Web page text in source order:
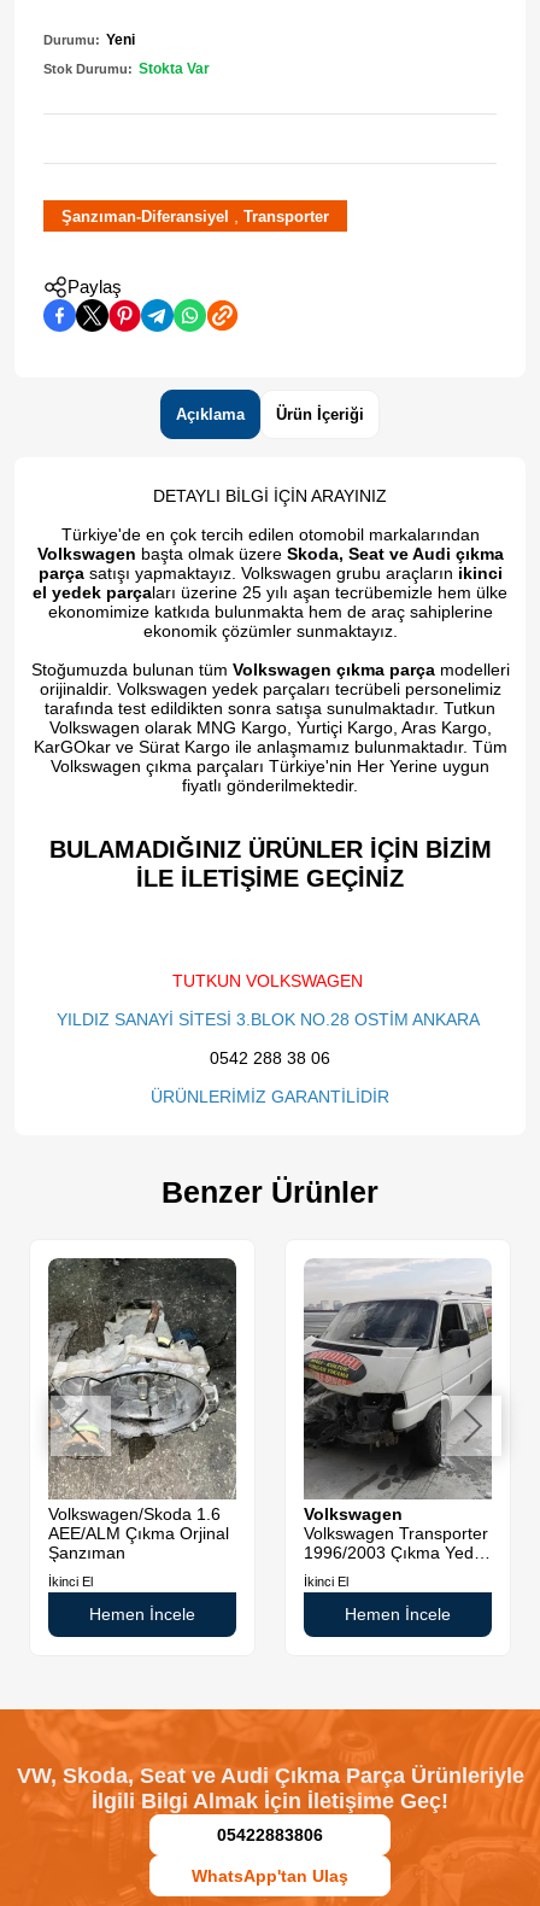
Durumu: Yeni
Stok Durumu: Stokta Var
Şanzıman-Diferansiyel , Transporter
Paylaş
Açıklama Ürün İçeriği
DETAYLI BİLGİ İÇİN ARAYINIZ
Türkiye'de en çok tercih edilen otomobil markalarından
Volkswagen başta olmak üzere Skoda, Seat ve Audi çıkma
parçasatışı yapmaktayız. Volkswagen grubu araçların ikinci
el yedek parçaları üzerine 25 yılı aşan tecrübemizle hem ülke
ekonomimize katkıda bulunmakta hem de araç sahiplerine
ekonomik çözümler sunmaktayız.
Stoğumuzda bulunan tüm Volkswagen çıkma parçamodelleri
orijinaldir. Volkswagen yedek parçaları tecrübeli personelimiz
tarafında test edildikten sonra satışa sunulmaktadır. Tutkun
Volkswagen olarak MNG Kargo, Yurtiçi Kargo, Aras Kargo,
KarGOkar ve Sürat Kargo ile anlaşmamız bulunmaktadır. Tüm
Volkswagen çıkma parçaları Türkiye'nin Her Yerine uygun
fiyatlı gönderilmektedir.
BULAMADIĞINIZ ÜRÜNLER İÇİN BİZİM
İLE İLETİŞİME GEÇİNİZ​
TUTKUN VOLKSWAGEN
YILDIZ SANAYİ SİTESİ 3.BLOK NO.28 OSTİM ANKARA
0542 288 38 06
ÜRÜNLERİMİZ GARANTİLİDİR
Benzer Ürünler
Volkswagen/Skoda 1.6
AEE/ALM Çıkma Orjinal
Şanzıman
İkinci El
Hemen İncele
Volkswagen
Volkswagen Transporter
1996/2003 Çıkma Yedek
Parça
İkinci El
Hemen İncele
VW, Skoda, Seat ve Audi Çıkma Parça Ürünleriyle
İlgili Bilgi Almak İçin İletişime Geç!
05422883806
WhatsApp'tan Ulaş